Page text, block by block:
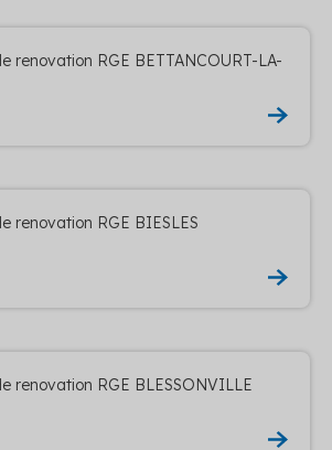
renovation RGE BETTANCOURT-LA-
renovation RGE BIESLES
renovation RGE BLESSONVILLE